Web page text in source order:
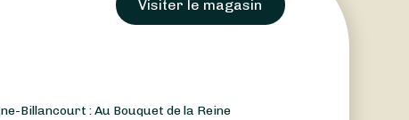
Visiter le magasin
Billancourt : Au Bouquet de la Reine